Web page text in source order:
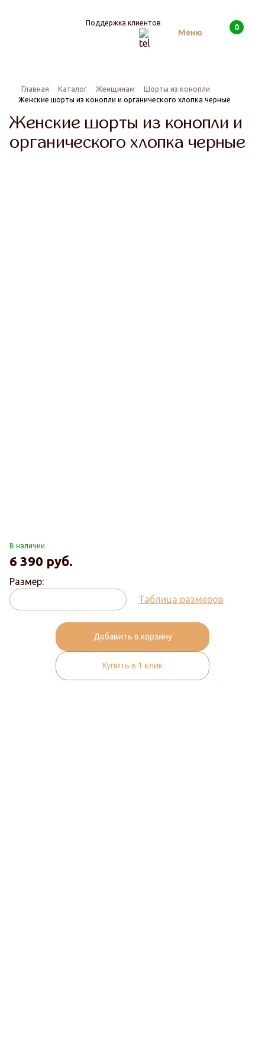
Поддержка клиентов
Меню
Поиск 0
Главная Каталог Женщинам
Шорты из конопли
Женские шорты из конопли и органического хлопка черные
Женские шорты из конопли и
органического хлопка черные
В наличии
6 390 руб.
Размер:
Таблица размеров
Добавить в корзину
Купить в 1 клик